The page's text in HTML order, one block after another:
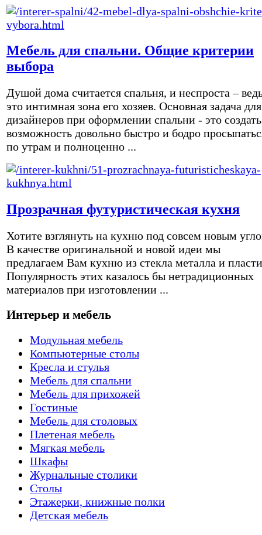
Мебель для спальни. Общие критерии
выбора
Душой дома считается спальня, и неспроста –
это интимная зона его хозяев. Основная задача для
дизайнеров при оформлении спальни - это создать
возможность довольно быстро и бодро
по утрам и полноценно ...
Прозрачная футуристическая кухня
Хотите взглянуть на кухню под совсем новым
В качестве оригинальной и новой идеи мы
предлагаем Вам кухню из стекла металла и
Популярность этих казалось бы нетрадиционных
материалов при изготовлении ...
Интерьер и мебель
Модульная мебель
Компьютерные столы
Кресла и стулья
Мебель для спальни
Мебель для прихожей
Гостиные
Мебель для столовых
Плетеная мебель
Мягкая мебель
Шкафы
Журнальные столики
Столы
Этажерки, книжные полки
Детская мебель